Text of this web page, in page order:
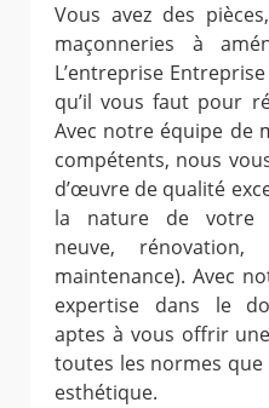
Vous avez des
maçonneries à
L’entreprise
qu’il vous faut pour
Avec notre équipe de
compétents, nous
d’œuvre de qualité
la nature de votre
neuve,
maintenance). Avec
expertise dans le
aptes à vous offrir
toutes les normes
esthétique.